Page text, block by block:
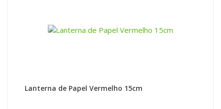
Lanterna de Papel Vermelho 15cm